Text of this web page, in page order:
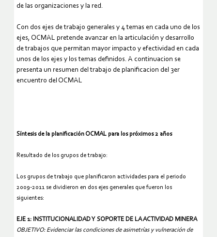
de las organizaciones y la red.
Con dos ejes de trabajo generales y 4 temas en cada uno de los
ejes, OCMAL pretende avanzar en la articulación y desarrollo
de trabajos que permitan mayor impacto y efectividad en cada
unos de los ejes y los temas definidos. A continuacion se
presenta un resumen del trabajo de planificacion del 3er
encuentro del OCMAL
Síntesis de la planificación OCMAL para los próximos 2 años
Resultado de los grupos de trabajo:
Los grupos de trabajo que planificaron actividades para el periodo
2009-2011 se dividieron en dos ejes generales que fueron los
siguientes:
EJE 1: INSTITUCIONALIDAD Y SOPORTE DE LA ACTIVIDAD MINERA
OBJETIVO: Evidenciar las condiciones de asimetrías y vulneración de